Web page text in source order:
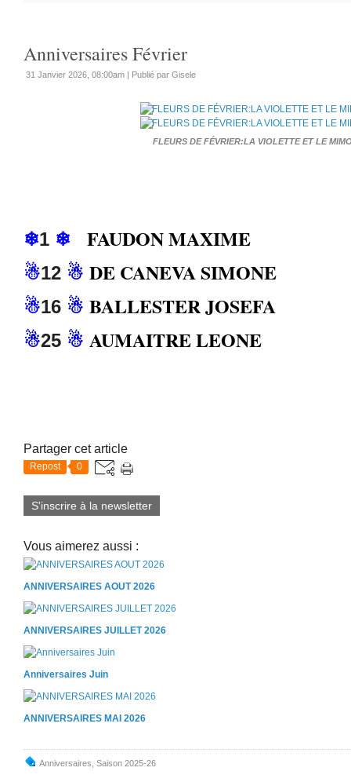
Anniversaires Février
31 Janvier 2026, 08:00am | Publié par Gisele
FLEURS DE FÉVRIER:LA VIOLETTE ET LE
❄1 ❄ FAUDON MAXIME
☃12 ☃ DE CANEVA SIMONE
☃16 ☃ BALLESTER JOSEFA
☃25 ☃ AUMAITRE LEONE
Partager cet article
Repost 0
S'inscrire à la newsletter
Vous aimerez aussi :
ANNIVERSAIRES AOUT 2026
ANNIVERSAIRES JUILLET 2026
Anniversaires Juin
ANNIVERSAIRES MAI 2026
Anniversaires Saison 2025-26